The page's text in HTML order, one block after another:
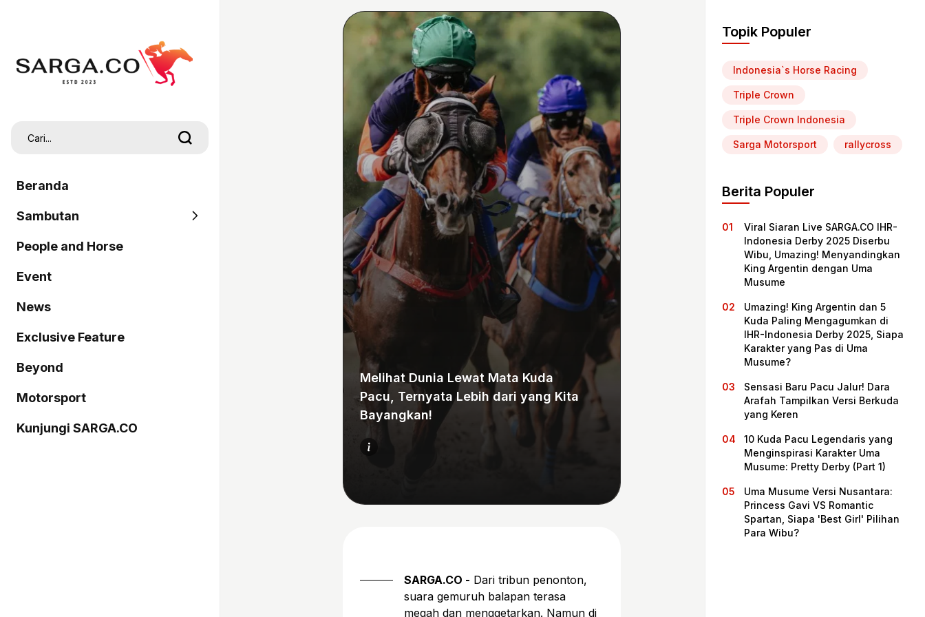
Beranda
Sambutan
SARGA
Pordasi
People and Horse
Event
News
Exclusive Feature
Beyond
Motorsport
Kunjungi SARGA.CO
Melihat Dunia Lewat Mata Kuda
Pacu, Ternyata Lebih dari yang Kita
Bayangkan!
SARGA.CO - Dari tribun penonton,
suara gemuruh balapan terasa
megah dan menggetarkan. Namun di
Topik Populer
Indonesia`s Horse Racing
Triple Crown
Triple Crown Indonesia
Sarga Motorsport rallycross
Berita Populer
Viral Siaran Live SARGA.CO IHR-
Indonesia Derby 2025 Diserbu
Wibu, Umazing! Menyandingkan
King Argentin dengan Uma
Musume
Umazing! King Argentin dan 5
Kuda Paling Mengagumkan di
IHR-Indonesia Derby 2025, Siapa
Karakter yang Pas di Uma
Musume?
Sensasi Baru Pacu Jalur! Dara
Arafah Tampilkan Versi Berkuda
yang Keren
10 Kuda Pacu Legendaris yang
Menginspirasi Karakter Uma
Musume: Pretty Derby (Part 1)
Uma Musume Versi Nusantara:
Princess Gavi VS Romantic
Spartan, Siapa 'Best Girl' Pilihan
Para Wibu?